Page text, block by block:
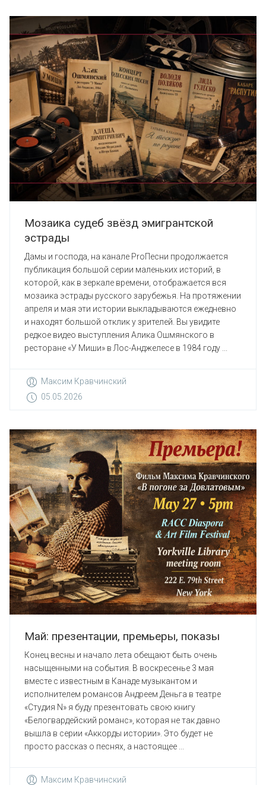
Мозаика судеб звёзд эмигрантской
эстрады
Дамы и господа, на канале ProПесни продолжается
публикация большой серии маленьких историй, в
которой, как в зеркале времени, отображается вся
мозаика эстрады русского зарубежья. На протяжении
апреля и мая эти истории выкладываются ежедневно
и находят большой отклик у зрителей. Вы увидите
редкое видео выступления Алика Ошмянского в
ресторане «У Миши» в Лос-Анджелесе в 1984 году ...
Максим Кравчинский
05.05.2026
Май: презентации, премьеры, показы
Конец весны и начало лета обещают быть очень
насыщенными на события. В воскресенье 3 мая
вместе с известным в Канаде музыкантом и
исполнителем романсов Андреем Деньга в театре
«Студия N» я буду презентовать свою книгу
«Белогвардейский романс», которая не так давно
вышла в серии «Аккорды истории». Это будет не
просто рассказ о песнях, а настоящее ...
Максим Кравчинский